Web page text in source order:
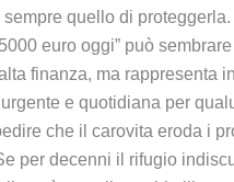
sempre quello di proteggerla.
euro oggi” può
finanza, ma rappresenta
e quotidiana per
che il carovita eroda i
per decenni il rifugio